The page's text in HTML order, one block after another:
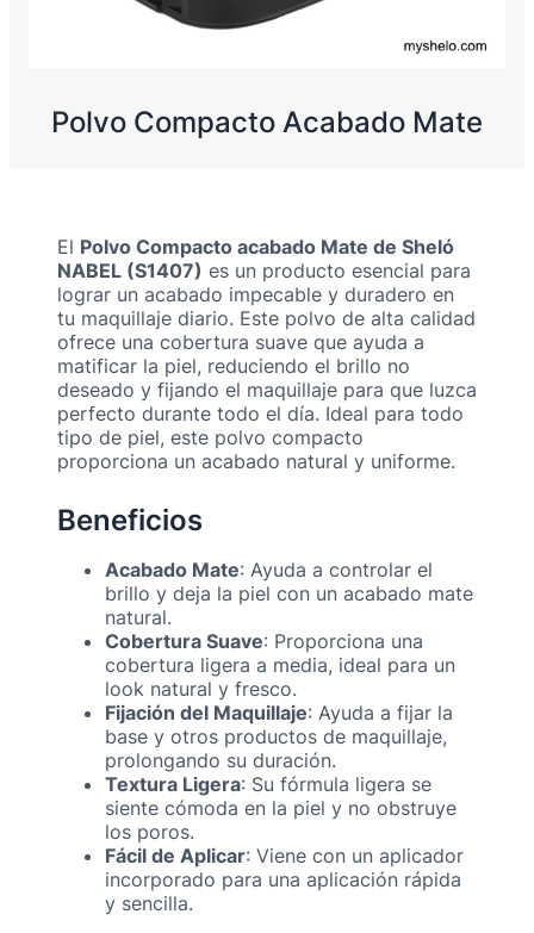
Polvo Compacto Acabado Mate
El Polvo Compacto acabado Mate de Sheló
NABEL (S1407) es un producto esencial para
lograr un acabado impecable y duradero en
tu maquillaje diario. Este polvo de alta calidad
ofrece una cobertura suave que ayuda a
matificar la piel, reduciendo el brillo no
deseado y fijando el maquillaje para que luzca
perfecto durante todo el día. Ideal para todo
tipo de piel, este polvo compacto
proporciona un acabado natural y uniforme.
Beneficios
Acabado Mate: Ayuda a controlar el
brillo y deja la piel con un acabado mate
natural.
Cobertura Suave: Proporciona una
cobertura ligera a media, ideal para un
look natural y fresco.
Fijación del Maquillaje: Ayuda a fijar la
base y otros productos de maquillaje,
prolongando su duración.
Textura Ligera: Su fórmula ligera se
siente cómoda en la piel y no obstruye
los poros.
Fácil de Aplicar: Viene con un aplicador
incorporado para una aplicación rápida
y sencilla.